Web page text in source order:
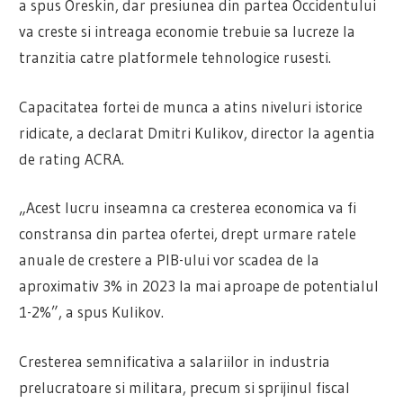
a spus Oreskin, dar presiunea din partea Occidentului
va creste si intreaga economie trebuie sa lucreze la
tranzitia catre platformele tehnologice rusesti.
Capacitatea fortei de munca a atins niveluri istorice
ridicate, a declarat Dmitri Kulikov, director la agentia
de rating ACRA.
„Acest lucru inseamna ca cresterea economica va fi
constransa din partea ofertei, drept urmare ratele
anuale de crestere a PIB-ului vor scadea de la
aproximativ 3% in 2023 la mai aproape de potentialul
1-2%”, a spus Kulikov.
Cresterea semnificativa a salariilor in industria
prelucratoare si militara, precum si sprijinul fiscal